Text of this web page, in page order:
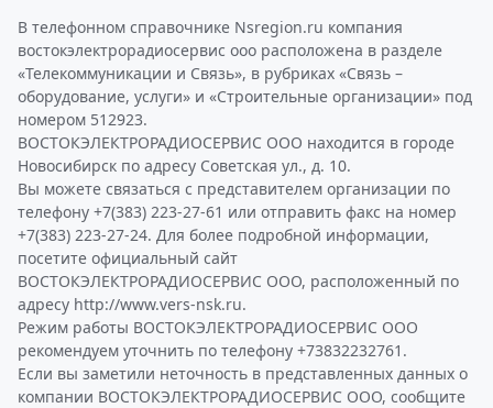
В телефонном справочнике Nsregion.ru компания
востокэлектрорадиосервис ооо расположена в разделе
«Телекоммуникации и Связь», в рубриках «Связь –
оборудование, услуги» и «Строительные организации» под
номером 512923.
ВОСТОКЭЛЕКТРОРАДИОСЕРВИС ООО находится в городе
Новосибирск по адресу Советская ул., д. 10.
Вы можете связаться с представителем организации по
телефону +7(383) 223-27-61 или отправить факс на номер
+7(383) 223-27-24. Для более подробной информации,
посетите официальный сайт
ВОСТОКЭЛЕКТРОРАДИОСЕРВИС ООО, расположенный по
адресу http://www.vers-nsk.ru.
Режим работы ВОСТОКЭЛЕКТРОРАДИОСЕРВИС ООО
рекомендуем уточнить по телефону +73832232761.
Если вы заметили неточность в представленных данных о
компании ВОСТОКЭЛЕКТРОРАДИОСЕРВИС ООО, сообщите